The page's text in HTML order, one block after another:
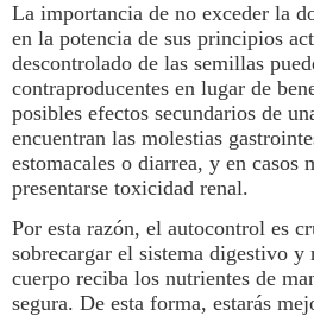
La importancia de no exceder la
en la potencia de sus principios
descontrolado de las semillas
contraproducentes en lugar de
posibles efectos secundarios de
encuentran las molestias
estomacales o diarrea, y en casos
presentarse toxicidad renal.
Por esta razón, el autocontrol es
sobrecargar el sistema digestivo y
cuerpo reciba los nutrientes de
segura. De esta forma, estarás